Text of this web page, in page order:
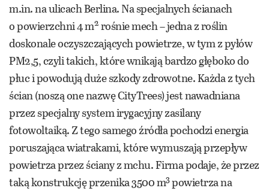
m.in. na ulicach Berlina. Na specjalnych ścianach
o powierzchni 4 m2rośnie mech – jedna z roślin
doskonale oczyszczających powietrze, w tym z pyłów
PM2,5, czyli takich, które wnikają bardzo głęboko do
płuc i powodują duże szkody zdrowotne. Każda z tych
ścian (noszą one nazwę CityTrees) jest nawadniana
przez specjalny system irygacyjny zasilany
fotowoltaiką. Z tego samego źródła pochodzi energia
poruszająca wiatrakami, które wymuszają przepływ
powietrza przez ściany z mchu. Firma podaje, że przez
taką konstrukcję przenika 3500 m3powietrza na